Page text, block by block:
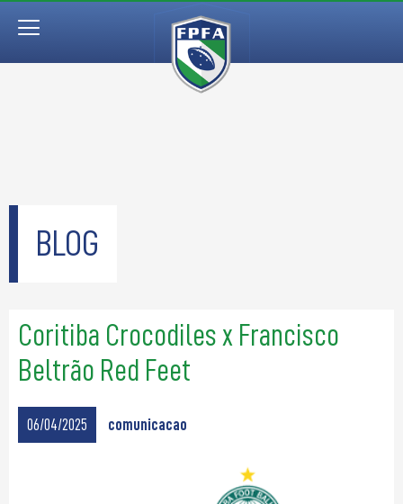
BLOG
Coritiba Crocodiles x Francisco
Beltrão Red Feet
06/04/2025 comunicacao